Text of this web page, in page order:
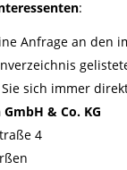
:
Anfrage an den
sich immer
& Co. KG
4